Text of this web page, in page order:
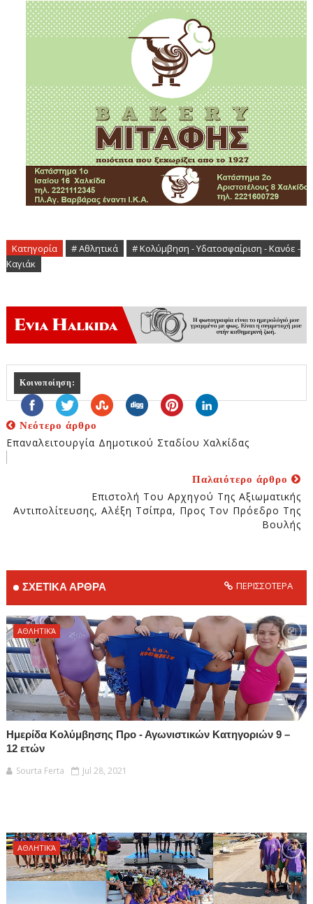
Κατηγορία # Αθλητικά
# Κολύμβηση - Υδατοσφαίριση - Κανόε -
Καγιάκ
Κοινοποίηση:
Νεότερο άρθρο
Επαναλειτουργία Δημοτικού Σταδίου Χαλκίδας
Παλαιότερο άρθρο
Επιστολή Του Αρχηγού Της Αξιωματικής
Αντιπολίτευσης, Αλέξη Τσίπρα, Προς Τον Πρόεδρο Της
Βουλής
ΣΧΕΤΙΚΑ ΑΡΘΡΑ ΠΕΡΙΣΣΟΤΕΡΑ
ΑΘΛΗΤΙΚΆ
Ημερίδα Κολύμβησης Προ - Αγωνιστικών Κατηγοριών 9 –
12 ετών
Sourta Ferta
Jul 28, 2021
ΑΘΛΗΤΙΚΆ